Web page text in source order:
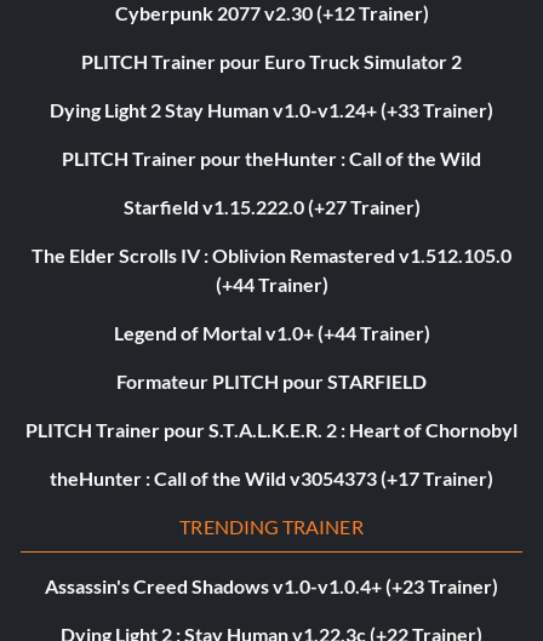
Cyberpunk 2077 v2.30 (+12 Trainer)
PLITCH Trainer pour Euro Truck Simulator 2
Dying Light 2 Stay Human v1.0-v1.24+ (+33 Trainer)
PLITCH Trainer pour theHunter : Call of the Wild
Starfield v1.15.222.0 (+27 Trainer)
The Elder Scrolls IV : Oblivion Remastered v1.512.105.0
(+44 Trainer)
Legend of Mortal v1.0+ (+44 Trainer)
Formateur PLITCH pour STARFIELD
PLITCH Trainer pour S.T.A.L.K.E.R. 2 : Heart of Chornobyl
theHunter : Call of the Wild v3054373 (+17 Trainer)
TRENDING TRAINER
Assassin's Creed Shadows v1.0-v1.0.4+ (+23 Trainer)
Dying Light 2 : Stay Human v1.22.3c (+22 Trainer)